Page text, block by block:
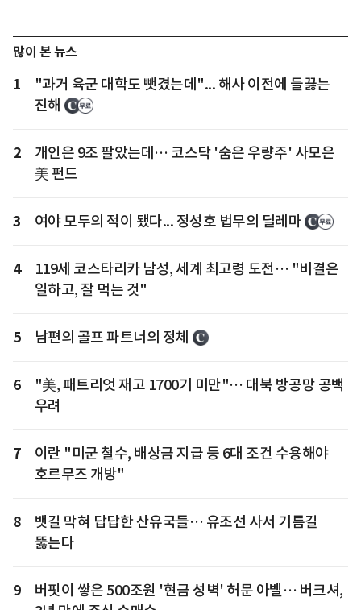
많이 본 뉴스
1
"과거 육군 대학도 뺏겼는데"... 해사 이전에 들끓는
진해
2
개인은 9조 팔았는데… 코스닥 '숨은 우량주' 사모은
美 펀드
3 여야 모두의 적이 됐다... 정성호 법무의 딜레마
4
119세 코스타리카 남성, 세계 최고령 도전… "비결은
일하고, 잘 먹는 것"
5 남편의 골프 파트너의 정체
6
"美, 패트리엇 재고 1700기 미만"… 대북 방공망 공백
우려
7
이란 "미군 철수, 배상금 지급 등 6대 조건 수용해야
호르무즈 개방"
8
뱃길 막혀 답답한 산유국들… 유조선 사서 기름길
뚫는다
9
버핏이 쌓은 500조원 '현금 성벽' 허문 아벨… 버크셔,